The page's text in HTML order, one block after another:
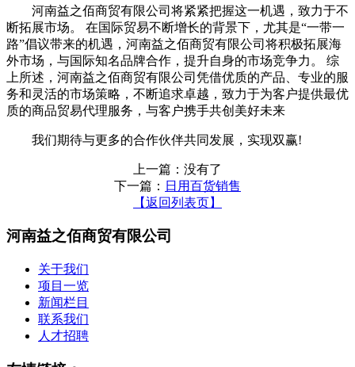
河南益之佰商贸有限公司将紧紧把握这一机遇，致力于不
断拓展市场。 在国际贸易不断增长的背景下，尤其是“一带一
路”倡议带来的机遇，河南益之佰商贸有限公司将积极拓展海
外市场，与国际知名品牌合作，提升自身的市场竞争力。 综
上所述，河南益之佰商贸有限公司凭借优质的产品、专业的服
务和灵活的市场策略，不断追求卓越，致力于为客户提供最优
质的商品贸易代理服务，与客户携手共创美好未来
我们期待与更多的合作伙伴共同发展，实现双赢!
上一篇：没有了
下一篇： 日用百货销售
【返回列表页】
河南益之佰商贸有限公司
关于我们
项目一览
新闻栏目
联系我们
人才招聘